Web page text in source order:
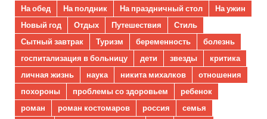
На обед
На полдник На праздничный стол
На ужин
Новый год
Отдых Путешествия
Стиль
Сытный завтрак
Туризм беременность
болезнь
госпитализация в больницу
дети звезды
критика
личная жизнь
наука никита михалков
отношения
похороны
проблемы со здоровьем
ребенок
роман
роман костомаров россия
семья